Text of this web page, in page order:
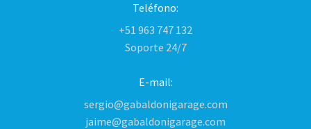
Teléfono:
+51 963 747 132
Soporte 24/7
E-mail:
sergio@gabaldonigarage.com
jaime@gabaldonigarage.com